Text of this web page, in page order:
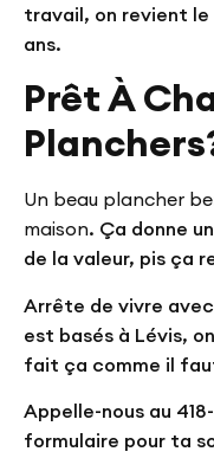
travail, on revient
ans.
Prêt À
Un beau plancher
maison. Ça donne
de la valeur, pis ça
Arrête de vivre
est basés à Lévis,
fait ça comme il
Appelle-nous au
formulaire pour ta